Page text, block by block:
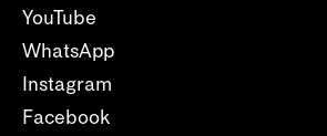
YouTube
WhatsApp
Instagram
Facebook